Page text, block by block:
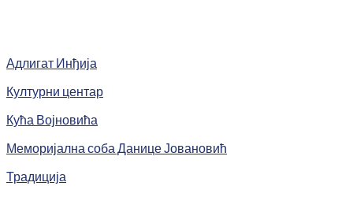
Адлигат Инђија
Културни центар
Кућа Војновића
Меморијална соба Данице Јовановић
Традиција